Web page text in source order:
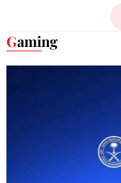
Gaming